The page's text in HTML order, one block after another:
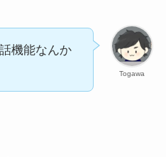
Togawa
機能なんか